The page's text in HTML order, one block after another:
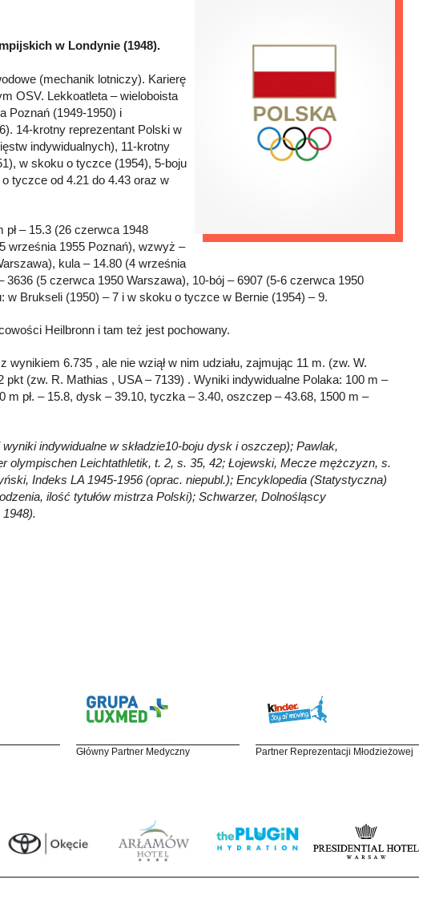
w Londynie (1948).
(mechanik lotniczy). Karierę
OSV. Lekkoatleta – wieloboista
Poznań (1949-1950) i
14-krotny reprezentant Polski w
indywidualnych), 11-krotny
w skoku o tyczce (1954), 5-boju
tyczce od 4.21 do 4.43 oraz w
– 15.3 (26 czerwca 1948
września 1955 Poznań), wzwyż –
kula – 14.80 (4 września
(5 czerwca 1950 Warszawa), 10-bój – 6907 (5-6 czerwca 1950
Brukseli (1950) – 7 i w skoku o tyczce w Bernie (1954) – 9.
Heilbronn i tam też jest pochowany.
wynikiem 6.735 , ale nie wziął w nim udziału, zajmując 11 m. (zw. W.
(zw. R. Mathias , USA – 7139) . Wyniki indywidualne Polaka: 100 m –
pł. – 15.8, dysk – 39.10, tyczka – 3.40, oszczep – 43.68, 1500 m –
indywidualne w składzie10-boju dysk i oszczep); Pawlak,
olympischen Leichtathletik, t. 2, s. 35, 42; Łojewski, Mecze mężczyzn, s.
Indeks LA 1945-1956 (oprac. niepubl.); Encyklopedia (Statystyczna)
ilość tytułów mistrza Polski); Schwarzer, Dolnośląscy
Główny Partner Medyczny Partner Reprezentacji Młodzieżowej